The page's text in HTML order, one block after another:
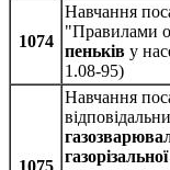
1074
Навчання
"Правилами
пеньків у
1.08-95)
1075
Навчання